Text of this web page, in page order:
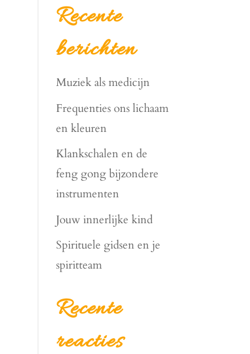
Recente
berichten
Muziek als medicijn
Frequenties ons lichaam
en kleuren
Klankschalen en de
feng gong bijzondere
instrumenten
Jouw innerlijke kind
Spirituele gidsen en je
spiritteam
Recente
reacties